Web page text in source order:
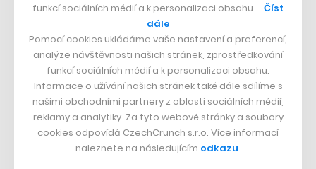
Pozor, padá Ticketportal aneb Jestli
něco fanoušci Slavie závidí Spartě,
je to prodej lístků
ONDŘEJ HOLZMAN
funkcí sociálních médií a k personalizaci obsahu … Číst
dále
Pomocí cookies ukládáme vaše nastavení a preferencí,
analýze návštěvnosti našich stránek, zprostředkování
funkcí sociálních médií a k personalizaci obsahu.
Informace o užívání našich stránek také dále sdílíme s
našimi obchodními partnery z oblasti sociálních médií,
reklamy a analytiky. Za tyto webové stránky a soubory
cookies odpovídá CzechCrunch s.r.o. Více informací
naleznete na následujícím odkazu.